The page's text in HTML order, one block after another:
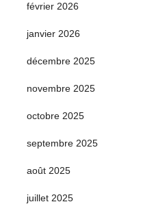
février 2026
janvier 2026
décembre 2025
novembre 2025
octobre 2025
septembre 2025
août 2025
juillet 2025